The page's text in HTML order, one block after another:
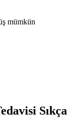
mümkün
Sıkça